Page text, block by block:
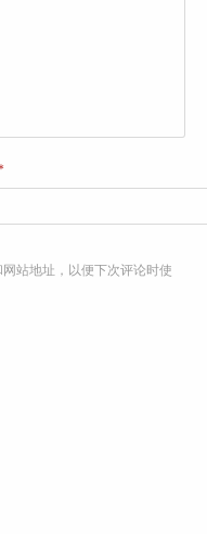
站地址，以便下次评论时使